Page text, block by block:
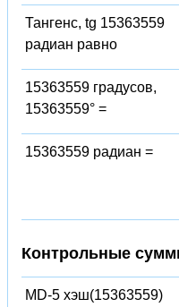
Тангенс, tg 15363559
радиан равно
15363559 градусов,
15363559° =
15363559 радиан =
Контрольные
MD-5 хэш(15363559)